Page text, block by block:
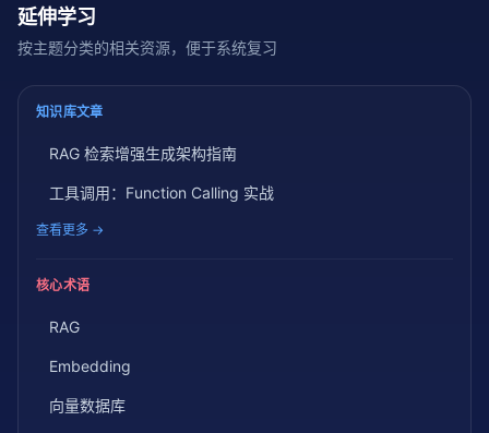
延伸学习
按主题分类的相关资源，便于系统复习
知识库文章
RAG 检索增强生成架构指南
工具调用：Function Calling 实战
查看更多 →
核心术语
RAG
Embedding
向量数据库